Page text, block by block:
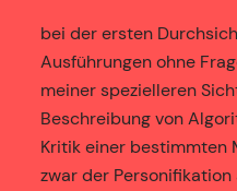
bei der ersten
Ausführungen ohne
meiner spezielleren
Beschreibung von
Kritik einer bestimmten
zwar der